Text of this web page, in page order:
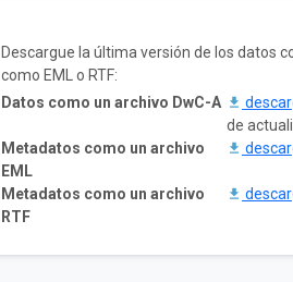
Descargue la última versión de los datos
como EML o RTF:
Datos como un archivo DwC-A
de
Metadatos como un archivo
EML
Metadatos como un archivo
RTF